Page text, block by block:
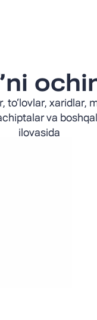
to‘lovlar, xaridlar,
va
ilovasida